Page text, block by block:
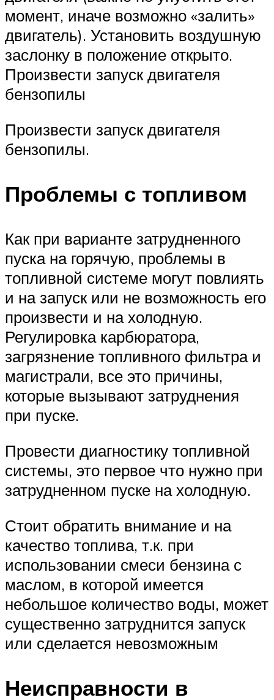
момент, иначе возможно «залить»
двигатель). Установить воздушную
заслонку в положение открыто.
Произвести запуск двигателя
бензопилы
Произвести запуск двигателя
бензопилы.
Проблемы с топливом
Как при варианте затрудненного
пуска на горячую, проблемы в
топливной системе могут повлиять
и на запуск или не возможность его
произвести и на холодную.
Регулировка карбюратора,
загрязнение топливного фильтра и
магистрали, все это причины,
которые вызывают затруднения
при пуске.
Провести диагностику топливной
системы, это первое что нужно при
затрудненном пуске на холодную.
Стоит обратить внимание и на
качество топлива, т.к. при
использовании смеси бензина с
маслом, в которой имеется
небольшое количество воды, может
существенно затруднится запуск
или сделается невозможным
Неисправности в